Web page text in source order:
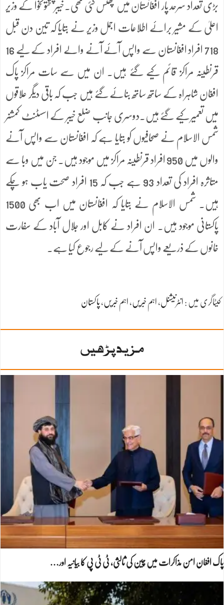
بڑی تعداد سرحد پار افغانستان میں پھنس گئی تھی۔خیبر پختونخوا کے وزیر
اعلیٰ کے مشیر برائے اطلاعات اجمل وزیر نے بتایا کہ تین دن قبل
718 افراد افغانستان سے واپس آئے آنے والے افراد کے لیے 16
قرنطینہ مراکز قائم کیے گئے ہیں۔ ان میں سے سات مراکز پاک
افغان شاہراہ کے ساتھ ساتھ بنائے گئے ہیں جب کہ باقی دیگر علاقوں
میں تعمیر کیے گئے ہیں۔دوسری جانب ضلع خیبر کے اسسٹنٹ کمشنر
شمس الاسلام نے صحافیوں کو بتایا ہے کہ افغانستان سے واپس آنے
والوں میں 950 افراد قرنطینہ مراکز میں موجود ہیں۔ جن میں وبا سے
متاثرہ افراد کی تعداد 93 ہے جب کہ 15 افراد صحت یاب ہو چکے
ہیں۔ شمس الاسلام نے بتایا کہ افغانستان میں اب بھی 1500
پاکستانی موجود ہیں۔ ان افراد نے کابل اور جلال آباد کے سفارت
خانوں کے ذریعے واپس آنے کے لیے رجوع کیا ہے۔
کیٹاگری میں : انٹرنیشنل، اہم خبریں ، اہم خبریں ، پاکستان
مزید پڑھیں
پاک افغان امن مذاکرات میں چین کی ثالثی، ٹی ٹی پی کا بیانیہ اور…